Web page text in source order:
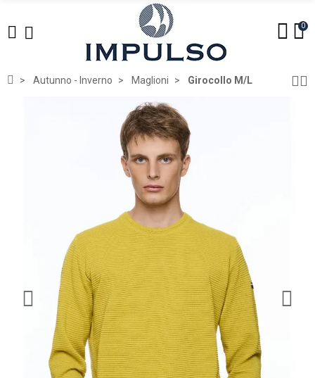
0
Autunno - Inverno Maglioni Girocollo M/L